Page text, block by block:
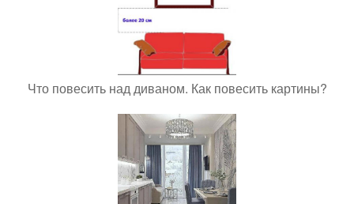
Что повесить над диваном. Как повесить картины?